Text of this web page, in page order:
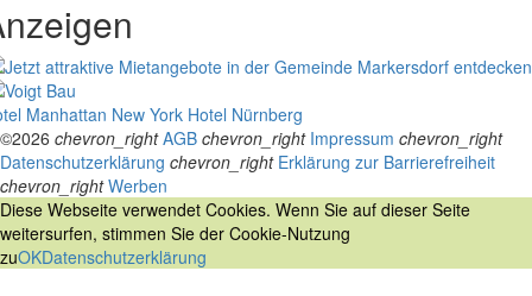
Manhattan New York Hotel Nürnberg
©2026 chevron_right AGB chevron_right Impressum chevron_right
Datenschutzerklärung chevron_right Erklärung zur Barrierefreiheit
chevron_right Werben
Diese Webseite verwendet Cookies. Wenn Sie auf dieser Seite
weitersurfen, stimmen Sie der Cookie-Nutzung
zuOKDatenschutzerklärung